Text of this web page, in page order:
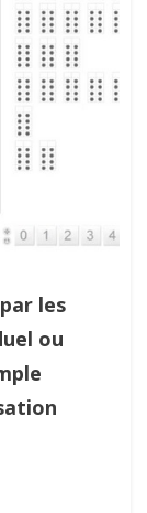
les
ou